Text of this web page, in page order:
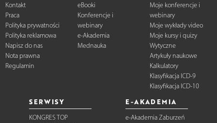
Kontakt
Praca
Polityka prywatności
Polityka reklamowa
Napisz do nas
Nota prawna
Regulamin
eBooki
Konferencje i
webinary
e-Akademia
Mednauka
Moje konferencje i
webinary
Moje wykłady video
Moje kursy i quizy
Wytyczne
Artykuły naukowe
Kalkulatory
Klasyfikacja ICD-9
Klasyfikacja ICD-10
SERWISY
KONGRES TOP
E-AKADEMIA
e-Akademia Zaburzeń